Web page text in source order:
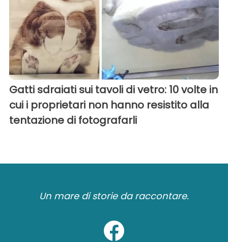
Gatti sdraiati sui tavoli di vetro: 10 volte in
cui i proprietari non hanno resistito alla
tentazione di fotografarli
Un mare di storie da raccontare.